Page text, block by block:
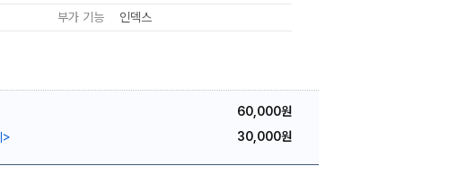
부가 기능 인덱스
60,000원
> 30,000원